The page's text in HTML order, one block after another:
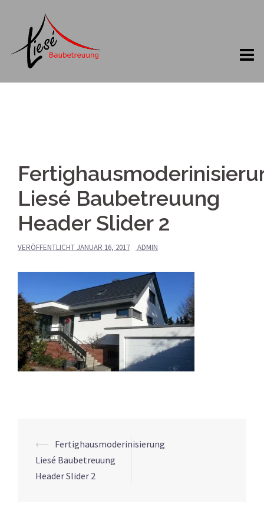
Liesé Baubetreuung
Header Slider 2
VERÖFFENTLICHTJANUAR 16, 2017 ADMIN
Beitrags-
Navigation
⟵ Fertighausmoderinisierung
Liesé Baubetreuung
Header Slider 2